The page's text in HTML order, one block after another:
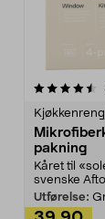
pakning
Kåret til
svenske
Utførelse: